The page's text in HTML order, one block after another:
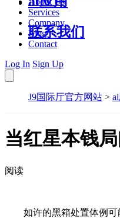
联系我们
Services
Company
Blog
Contact
Log In Sign Up
J9国际厅官方网站 >
当红星本钱
阅读
如许的黑箱处置体例可能